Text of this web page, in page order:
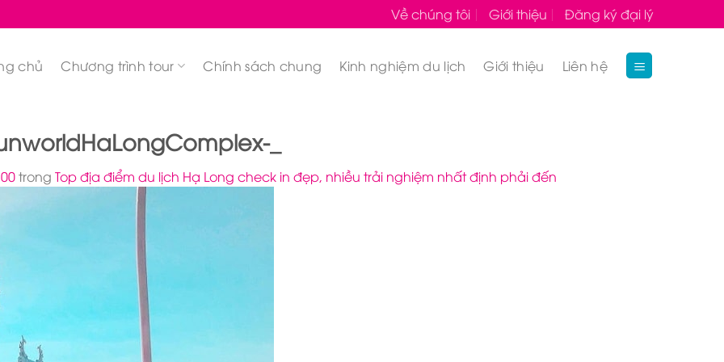
Về chúng tôi Giới thiệu Đăng ký đại lý
chủ Chương trình tour Chính sách chung Kinh nghiệm du lịch Giới thiệu Liên hệ
_
trong Top địa điểm du lịch Hạ Long check in đẹp, nhiều trải nghiệm nhất định phải đến